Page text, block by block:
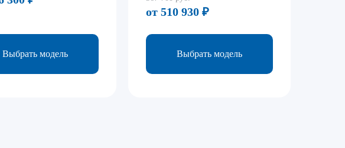
Выбрать модель
от 510 930 ₽
Выбрать модель